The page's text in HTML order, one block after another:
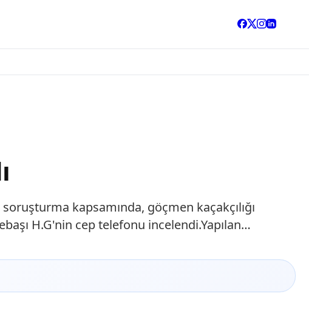
kapsamında, göçmen kaçakçılığı
H.G'nin cep telefonu incelendi.Yapılan…